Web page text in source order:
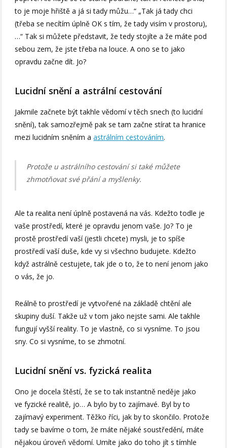
to je moje hřiště a já si tady můžu…“ „Tak já tady chci
(třeba se necítím úplně OK s tím, že tady visím v prostoru),
…“ Tak si můžete představit, že tedy stojíte a že máte pod
sebou zem, že jste třeba na louce. A ono se to jako
opravdu začne dít. Jo?
Lucidní snění a astrální cestování
Jakmile začnete být takhle vědomí v těch snech (to lucidní
snění), tak samozřejmě pak se tam začne stírat ta hranice
mezi lucidním sněním aastrálním cestováním.
Protože u astrálního cestování si také můžete
zhmotňovat své přání a myšlenky.
Ale ta realita není úplně postavená na vás. Kdežto todle je
vaše prostředí, které je opravdu jenom vaše. Jo? To je
prostě prostředí vaší (jestli chcete) mysli, je to spíše
prostředí vaší duše, kde vy si všechno budujete. Kdežto
když astrálně cestujete, tak jde o to, že to není jenom jako
o vás, že jo.
Reálně to prostředí je vytvořené na základě chtění ale
skupiny duší. Takže už v tom jako nejste sami. Ale takhle
fungují vyšší reality. To je vlastně, co si vysníme. To jsou
sny. Co si vysníme, to se zhmotní.
Lucidní snění vs. fyzická realita
Ono je docela štěstí, že se to tak instantně neděje jako
ve fyzické realitě, jo… A bylo by to zajímavé. Byl by to
zajímavý experiment. Těžko říci, jak by to skončilo. Protože
tady se bavíme o tom, že máte nějaké soustředění, máte
nějakou úroveň vědomí. Umíte jako do toho jít s tímhle